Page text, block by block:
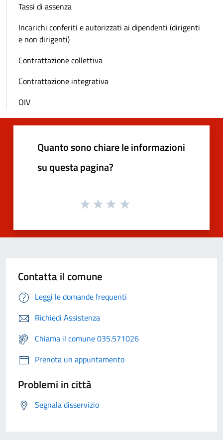
Tassi di assenza
Incarichi conferiti e autorizzati ai dipendenti (dirigenti
e non dirigenti)
Contrattazione collettiva
Contrattazione integrativa
OIV
Quanto sono chiare le informazioni
su questa pagina?
Contatta il comune
Leggi le domande frequenti
Richiedi Assistenza
Chiama il comune 035.571026
Prenota un appuntamento
Problemi in città
Segnala disservizio